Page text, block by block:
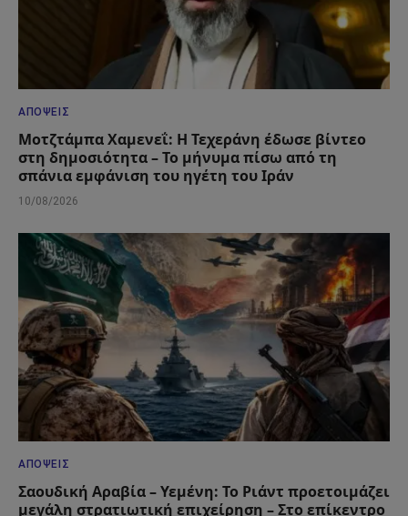
ΑΠΌΨΕΙΣ
Μοτζτάμπα Χαμενεΐ: Η Τεχεράνη έδωσε βίντεο
στη δημοσιότητα – Το μήνυμα πίσω από τη
σπάνια εμφάνιση του ηγέτη του Ιράν
10/08/2026
ΑΠΌΨΕΙΣ
Σαουδική Αραβία – Υεμένη: Το Ριάντ προετοιμάζει
μεγάλη στρατιωτική επιχείρηση – Στο επίκεντρο